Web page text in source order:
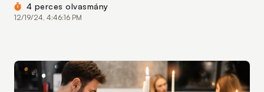
4 perces olvasmány
12/19/24, 4:46:16 PM